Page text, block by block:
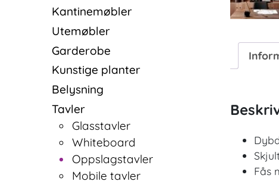
Kantinemøbler
Utemøbler
Garderobe
Kunstige planter
Belysning
Tavler
Glasstavler
Whiteboard
Oppslagstavler
Mobile tavler
Fås